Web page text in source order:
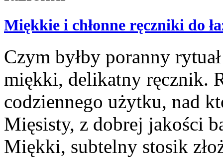
Miękkie i chłonne ręczniki do
Czym byłby poranny
miękki, delikatny ręcznik.
codziennego użytku, nad
Mięsisty, z dobrej jakości
Miękki, subtelny stosik